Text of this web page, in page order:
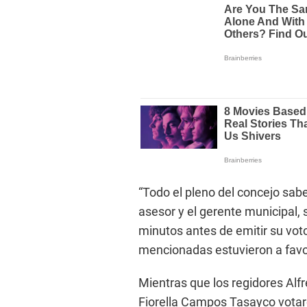
“Todo el pleno del concejo
asesor y el gerente municipal,
minutos antes de emitir su
mencionadas estuvieron a
Mientras que los regidores
Fiorella Campos Tasayco